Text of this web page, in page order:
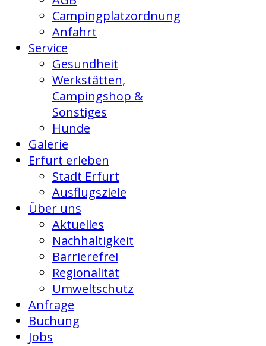
Campingplatzordnung
Anfahrt
Service
Gesundheit
Werkstätten,
Campingshop &
Sonstiges
Hunde
Galerie
Erfurt erleben
Stadt Erfurt
Ausflugsziele
Über uns
Aktuelles
Nachhaltigkeit
Barrierefrei
Regionalität
Umweltschutz
Anfrage
Buchung
Jobs